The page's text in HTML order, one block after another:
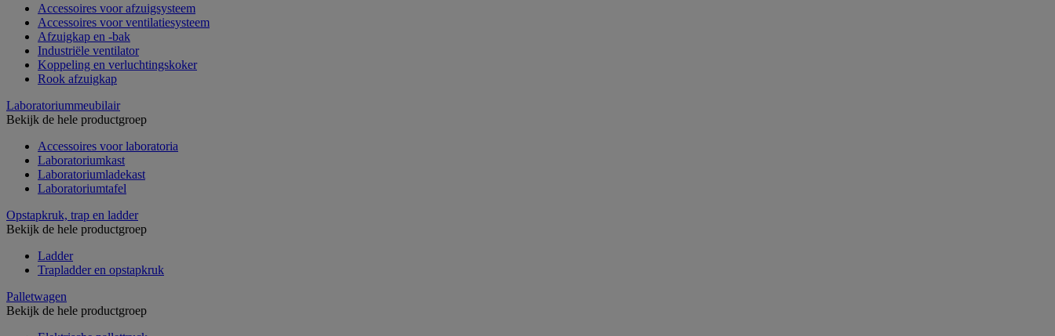
Accessoires voor afzuigsysteem
Accessoires voor ventilatiesysteem
Afzuigkap en -bak
Industriële ventilator
Koppeling en verluchtingskoker
Rook afzuigkap
Laboratoriummeubilair
Bekijk de hele productgroep
Accessoires voor laboratoria
Laboratoriumkast
Laboratoriumladekast
Laboratoriumtafel
Opstapkruk, trap en ladder
Bekijk de hele productgroep
Ladder
Trapladder en opstapkruk
Palletwagen
Bekijk de hele productgroep